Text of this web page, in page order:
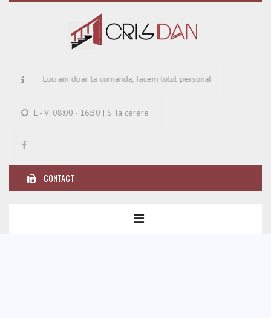
Lucram doar la comanda, facem totul personalizat!
L - V: 08:00 - 16:30 | S: la cerere
CONTACT